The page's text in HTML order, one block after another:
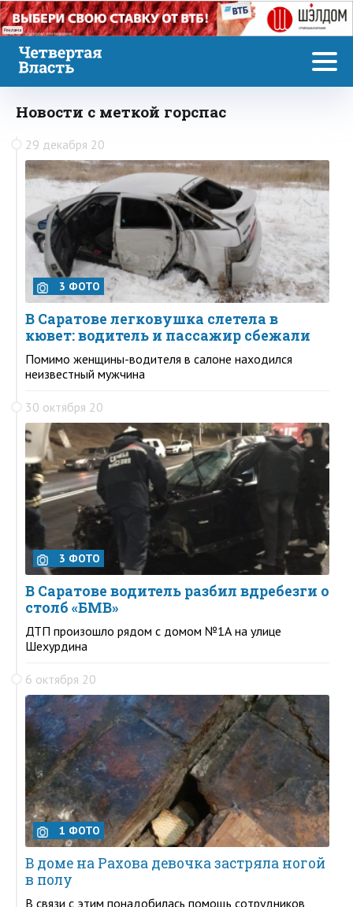
Реклама
Новости с меткой горспас
29 декабря 20
3 ФОТО
В Саратове легковушка слетела в
кювет: водитель и пассажир сбежали
Помимо женщины-водителя в салоне находился
неизвестный мужчина
30 октября 20
3 ФОТО
В Саратове водитель разбил вдребезги о
столб «БМВ»
ДТП произошло рядом с домом №1А на улице
Шехурдина
6 октября 20
1 ФОТО
В доме на Рахова девочка застряла ногой
в полу
В связи с этим понадобилась помощь сотрудников